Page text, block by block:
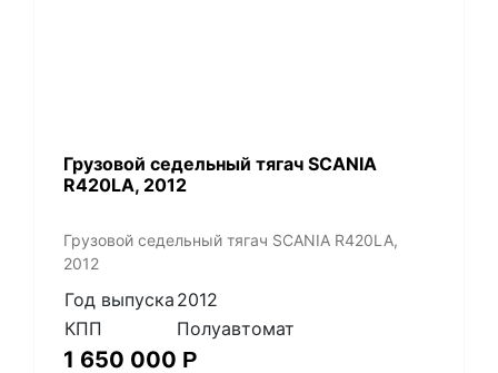
Грузовой седельный тягач SCANIA
R420LA, 2012
Грузовой седельный тягач SCANIA R420LA,
2012
Год выпуска 2012
КПП
Полуавтомат
1 650 000 Р